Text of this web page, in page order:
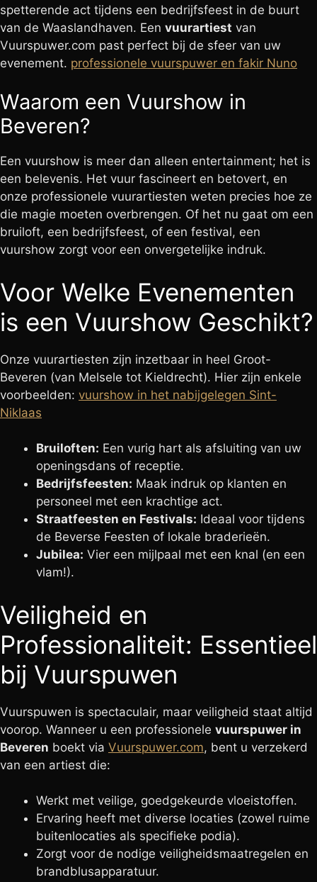
spetterende act tijdens een bedrijfsfeest in de buurt
van de Waaslandhaven. Een vuurartiest van
Vuurspuwer.com past perfect bij de sfeer van uw
evenement. professionele vuurspuwer en fakir Nuno
Waarom een Vuurshow in
Beveren?
Een vuurshow is meer dan alleen entertainment; het is
een belevenis. Het vuur fascineert en betovert, en
onze professionele vuurartiesten weten precies hoe ze
die magie moeten overbrengen. Of het nu gaat om een
bruiloft, een bedrijfsfeest, of een festival, een
vuurshow zorgt voor een onvergetelijke indruk.
Voor Welke Evenementen
is een Vuurshow Geschikt?
Onze vuurartiesten zijn inzetbaar in heel Groot-
Beveren (van Melsele tot Kieldrecht). Hier zijn enkele
voorbeelden: vuurshow in het nabijgelegen Sint-
Niklaas
Bruiloften: Een vurig hart als afsluiting van uw
openingsdans of receptie.
Bedrijfsfeesten: Maak indruk op klanten en
personeel met een krachtige act.
Straatfeesten en Festivals: Ideaal voor tijdens
de Beverse Feesten of lokale braderieën.
Jubilea: Vier een mijlpaal met een knal (en een
vlam!).
Veiligheid en
Professionaliteit: Essentieel
bij Vuurspuwen
Vuurspuwen is spectaculair, maar veiligheid staat altijd
voorop. Wanneer u een professionele vuurspuwer in
Beveren boekt via Vuurspuwer.com, bent u verzekerd
van een artiest die:
Werkt met veilige, goedgekeurde vloeistoffen.
Ervaring heeft met diverse locaties (zowel ruime
buitenlocaties als specifieke podia).
Zorgt voor de nodige veiligheidsmaatregelen en
brandblusapparatuur.